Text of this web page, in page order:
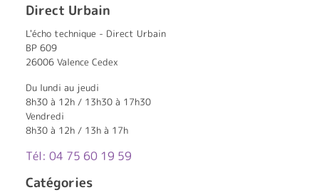
Direct Urbain
L'écho technique - Direct Urbain
BP 609
26006 Valence Cedex
Du lundi au jeudi
8h30 à 12h / 13h30 à 17h30
Vendredi
8h30 à 12h / 13h à 17h
Tél: 04 75 60 19 59
Catégories